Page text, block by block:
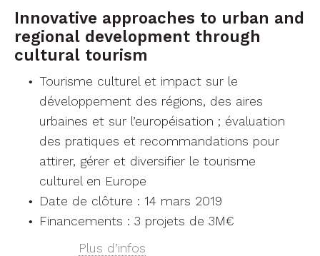
Innovative approaches to urban and
regional development through
cultural tourism
Tourisme culturel et impact sur le
développement des régions, des aires
urbaines et sur l’européisation ; évaluation
des pratiques et recommandations pour
attirer, gérer et diversifier le tourisme
culturel en Europe
Date de clôture : 14 mars 2019
Financements : 3 projets de 3M€
Plus d’infos